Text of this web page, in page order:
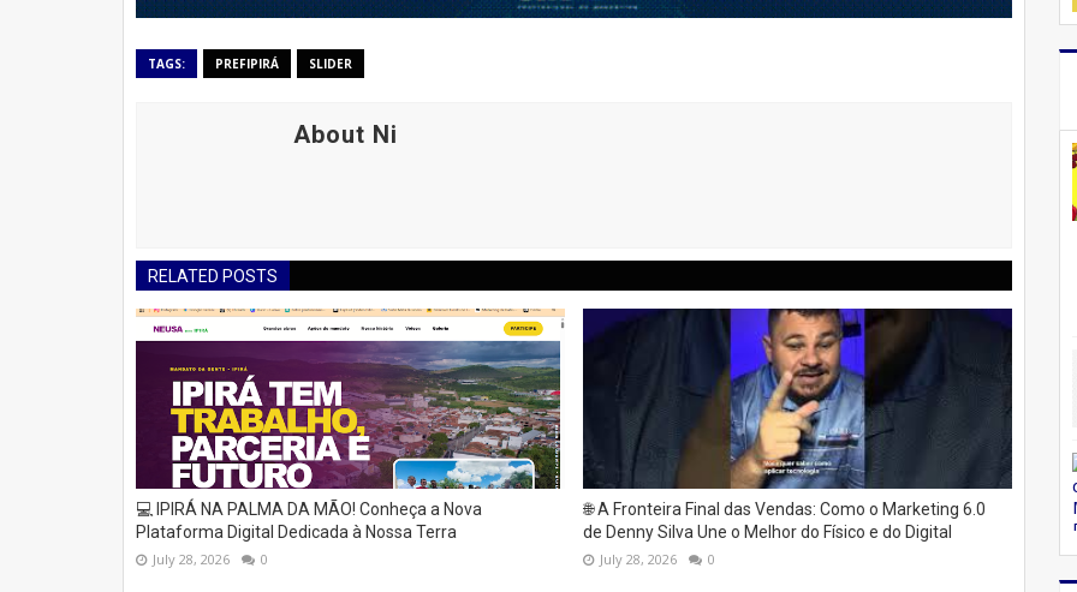
TAGS: PREFIPIRÁ SLIDER
About Ni
RELATED POSTS
💻 IPIRÁ NA PALMA DA MÃO! Conheça a Nova
Plataforma Digital Dedicada à Nossa Terra
July 28, 2026 0
🌐 A Fronteira Final das Vendas: Como o Marketing 6.0
de Denny Silva Une o Melhor do Físico e do Digital
July 28, 2026 0